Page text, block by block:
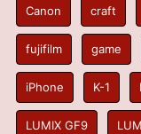
Canon craft
fujifilm game
iPhone K-1
LUMIX GF9